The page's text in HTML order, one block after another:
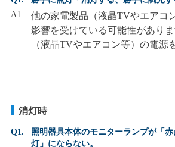
A1.
他の家電製品（液晶TVやエアコ
影響を受けている可能性があり
（液晶TVやエアコン等）の電源
消灯時
Q1.
照明器具本体のモニターランプが「
灯」にならない。